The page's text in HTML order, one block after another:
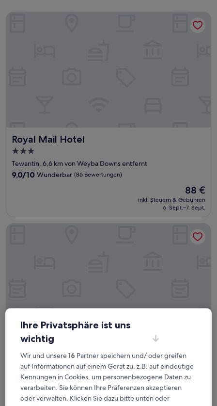
Royal Mail Hotel
Royal Mail Hotel
3.0-
Sterne-
Unterkunft
Tewantin, 6,6 km von Weyba Downs entfernt
9.0
9,0/10 Wunderbar (86 Bewertungen)
Der
Preis
beträgt
88 €
inkl. Steuern & Gebühren
6. Sept.–7. Sept.
Essence Peregian Beach
Sterne-
Unterkunft
Peregian Beach, 5,6 km von Weyba Downs entfernt
9,6/10 Außergewöhnlich (127 Bewertungen)
Essence Peregian Beach
Ihre Privatsphäre ist uns
wichtig
Wir und unsere16 Partner speichern und/ oder greifen
auf Informationen auf einem Gerät zu, z.B. auf eindeutige
Kennungen in Cookies, um personenbezogene Daten zu
verarbeiten. Sie können Ihre Präferenzen akzeptieren
oder verwalten. Klicken Sie dazu bitte unten oder